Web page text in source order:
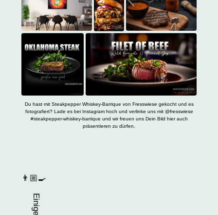
Du hast mit Steakpepper Whiskey-Barrique von Fresswiese gekocht und es
fotografiert? Lade es bei Instagram hoch und verlinke uns mit @fresswiese
#steakpepper-whiskey-barrique und wir freuen uns Dein Bild hier auch
präsentieren zu dürfen.
👨🏼‍🍳